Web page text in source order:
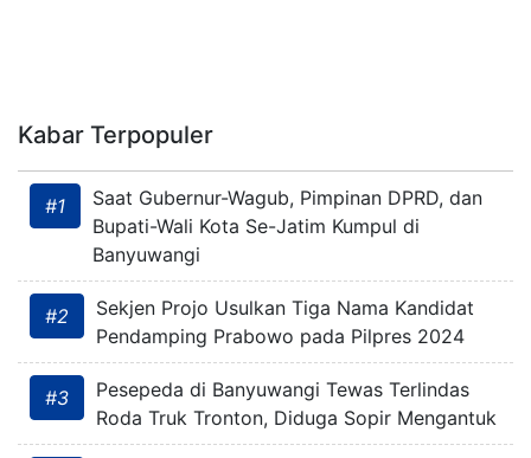
Kabar Terpopuler
#1
Saat Gubernur-Wagub, Pimpinan DPRD, dan
Bupati-Wali Kota Se-Jatim Kumpul di
Banyuwangi
#2
Sekjen Projo Usulkan Tiga Nama Kandidat
Pendamping Prabowo pada Pilpres 2024
#3
Pesepeda di Banyuwangi Tewas Terlindas
Roda Truk Tronton, Diduga Sopir Mengantuk